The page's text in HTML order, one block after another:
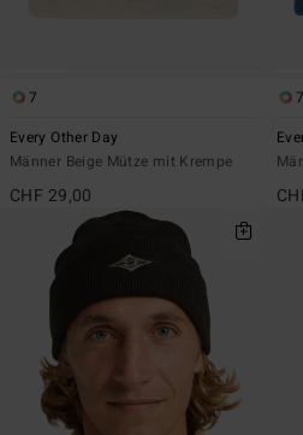
7
Every Other Day
Männer Beige Mütze mit Krempe
CHF 29,00
7